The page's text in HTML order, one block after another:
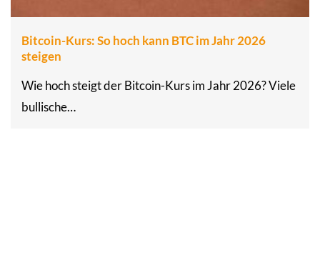
Bitcoin-Kurs: So hoch kann BTC im Jahr 2026
steigen
Wie hoch steigt der Bitcoin-Kurs im Jahr 2026? Viele
bullische…